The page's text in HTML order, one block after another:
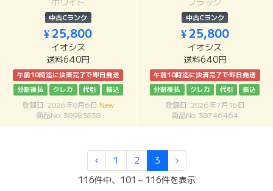
ホワイト
中古Cランク
¥ 25,800
イオシス
送料640円
午前10時迄に決済完了で即日発送
分割後払
クレカ 代引 振込
登録日: 2026年8月6日 New
商品No: 38983838
ブラック
中古Cランク
¥ 25,800
イオシス
送料640円
午前10時迄に決済完了で即日発送
分割後払
クレカ 代引 振込
登録日: 2026年7月15日
商品No: 38746464
1 2
3
116件中、101～116件を表示